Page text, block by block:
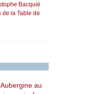
Bacquié
de la Table de
Aubergine au